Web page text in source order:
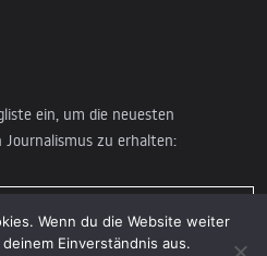
ein, um die neuesten
Journalismus zu erhalten:
Wenn du die Website weiter
Einverständnis aus.